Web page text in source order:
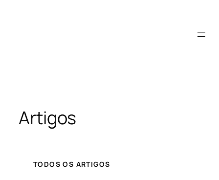
Artigos
TODOS OS ARTIGOS